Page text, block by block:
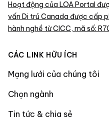
Hoạt động của LOA Portal
vấn Di trú Canada được cấp
hành nghề từ CICC, mã số:
CÁC LINK HỮU ÍCH
Mạng lưới của chúng tôi
Chọn ngành
Tin tức & chia sẻ